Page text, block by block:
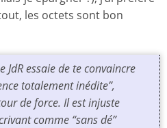
les octets sont bon
JdR essaie de te convaincre
totalement inédite”,
de force. Il est injuste
comme “sans dé”